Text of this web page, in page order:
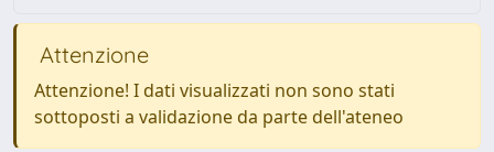
Attenzione
Attenzione! I dati visualizzati non sono stati
sottoposti a validazione da parte dell'ateneo